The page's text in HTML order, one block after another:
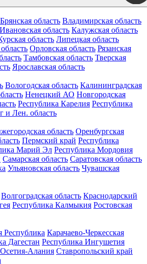
Брянская область Владимирская область
Ивановская область Калужская область
область Липецкая область
Орловская область Рязанская
Тамбовская область Тверская
Ярославская область
Вологодская область Калининградская
Ненецкий АО Новгородская
Республика Карелия Республика
и Лен. область
область Оренбургская
Пермский край Республика
Марий Эл Республика Мордовия
Самарская область Саратовская область
Ульяновская область Чувашская
Волгоградская область Краснодарский
Республика Калмыкия Ростовская
Республика Карачаево-Черкесская
Дагестан Республика Ингушетия
Алания Ставропольский край